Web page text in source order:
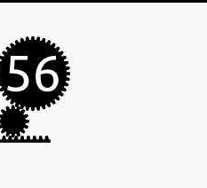
MakerSpace56